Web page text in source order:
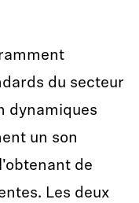
du secteur
dynamiques
un son
de
Les deux